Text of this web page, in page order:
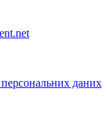
персональних даних